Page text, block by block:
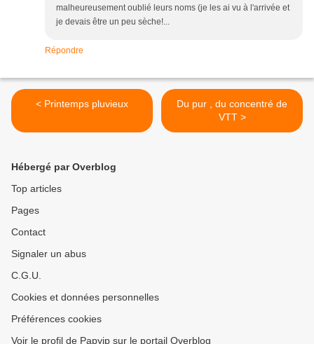
malheureusement oublié leurs noms (je les ai vu à l'arrivée et
je devais être un peu sèche!...
Répondre
< Printemps pluvieux
Du pur , du concentré de
VTT >
Hébergé par Overblog
Top articles
Pages
Contact
Signaler un abus
C.G.U.
Cookies et données personnelles
Préférences cookies
Voir le profil de Papyjp sur le portail Overblog